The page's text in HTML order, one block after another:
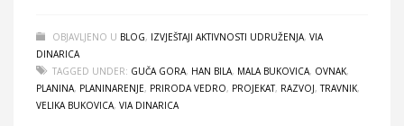
OBJAVLJENO U BLOG, IZVJEŠTAJI AKTIVNOSTI UDRUŽENJA, VIA
DINARICA
TAGGED UNDER: GUČA GORA, HAN BILA, MALA BUKOVICA, OVNAK,
PLANINA, PLANINARENJE, PRIRODA VEDRO, PROJEKAT, RAZVOJ,TRAVNIK,
VELIKA BUKOVICA, VIA DINARICA